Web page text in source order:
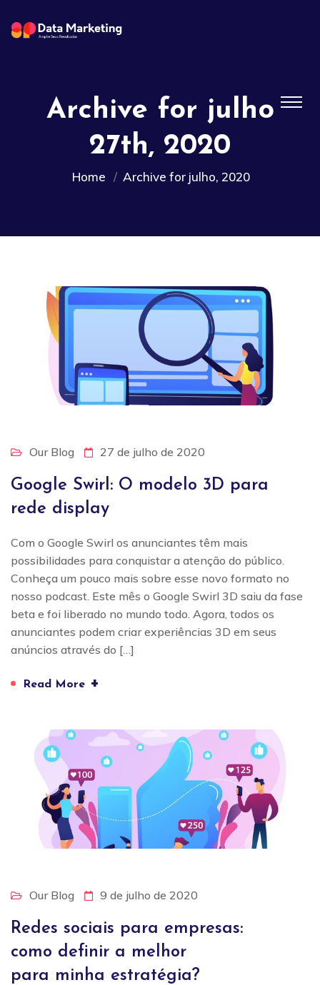
Archive for julho
27th, 2020
Home Archive for julho, 2020
Our Blog 27 de julho de 2020
Google Swirl: O modelo 3D para
rede display
Com o Google Swirl os anunciantes têm mais
possibilidades para conquistar a atenção do público.
Conheça um pouco mais sobre esse novo formato no
nosso podcast. Este mês o Google Swirl 3D saiu da fase
beta e foi liberado no mundo todo. Agora, todos os
anunciantes podem criar experiências 3D em seus
anúncios através do […]
Read More +
Our Blog 9 de julho de 2020
Redes sociais para empresas:
como definir a melhor
para minha estratégia?